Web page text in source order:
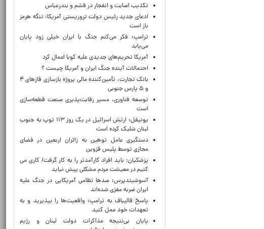
تکذیب اصابت و انفجار در قشم و بندرعباس
ادعای جدید رئیس دولت تروریستی آمریکا: تنگه هرمز
باز است
ترامپ: فکر می‌کنم جنگ با ایران خیلی زود پایان
می‌یابد
آمریکا تحریم‌های جدیدی علیه کوبا اعمال کرد
احتمالات آینده جنگ ایران و آمریکا چیست ؟
بانک تجارت، تأمین‌کننده مالی پروژه بازسازی فازهای ۴
و ۵ پارس جنوبی
توسعه فناوری، مسیر رقابت‌پذیری صنعت قطعه‌سازی
است
یونیفل: ارتش اسرائیل در یک روز ۱۱۳ توپ به جنوب
لبنان شلیک کرده است
دستگیری عامل توهین به زائران اربعین در فضای
مجازی توسط پلیس قزوین
پزشکیان: باید افراد کارآمدتر را به کار گرفت/ کاری می
کنیم در معیشت مردم مشکلی پیش نیاید
آسوشیتدپرس: صدها نظامی آمریکایی در جنگ علیه
ایران ضربه مغزی شده‌اند
پاسخ قالیباف به ترامپ: واقعیت‌ها را بپذیرید و به
تعهدات خود عمل کنید
پایان بی‌نتیجه مذاکرات دولت لبنان و رژیم